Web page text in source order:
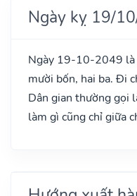
Ngày kỵ 19/
Ngày 19-10-2049 là
mười bốn, hai ba. Đi
Dân gian thường gọi
làm gì cũng chỉ giữa